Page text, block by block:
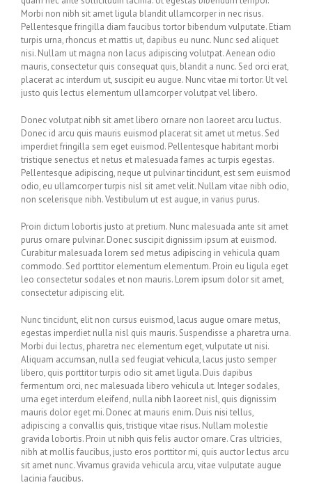
Morbi non nibh sit amet ligula blandit ullamcorper in nec risus.
Pellentesque fringilla diam faucibus tortor bibendum vulputate. Etiam
turpis urna, rhoncus et mattis ut, dapibus eu nunc. Nunc sed aliquet
nisi. Nullam ut magna non lacus adipiscing volutpat. Aenean odio
mauris, consectetur quis consequat quis, blandit a nunc. Sed orci erat,
placerat ac interdum ut, suscipit eu augue. Nunc vitae mi tortor. Ut vel
justo quis lectus elementum ullamcorper volutpat vel libero.
Donec volutpat nibh sit amet libero ornare non laoreet arcu luctus.
Donec id arcu quis mauris euismod placerat sit amet ut metus. Sed
imperdiet fringilla sem eget euismod. Pellentesque habitant morbi
tristique senectus et netus et malesuada fames ac turpis egestas.
Pellentesque adipiscing, neque ut pulvinar tincidunt, est sem euismod
odio, eu ullamcorper turpis nisl sit amet velit. Nullam vitae nibh odio,
non scelerisque nibh. Vestibulum ut est augue, in varius purus.
Proin dictum lobortis justo at pretium. Nunc malesuada ante sit amet
purus ornare pulvinar. Donec suscipit dignissim ipsum at euismod.
Curabitur malesuada lorem sed metus adipiscing in vehicula quam
commodo. Sed porttitor elementum elementum. Proin eu ligula eget
leo consectetur sodales et non mauris. Lorem ipsum dolor sit amet,
consectetur adipiscing elit.
Nunc tincidunt, elit non cursus euismod, lacus augue ornare metus,
egestas imperdiet nulla nisl quis mauris. Suspendisse a pharetra urna.
Morbi dui lectus, pharetra nec elementum eget, vulputate ut nisi.
Aliquam accumsan, nulla sed feugiat vehicula, lacus justo semper
libero, quis porttitor turpis odio sit amet ligula. Duis dapibus
fermentum orci, nec malesuada libero vehicula ut. Integer sodales,
urna eget interdum eleifend, nulla nibh laoreet nisl, quis dignissim
mauris dolor eget mi. Donec at mauris enim. Duis nisi tellus,
adipiscing a convallis quis, tristique vitae risus. Nullam molestie
gravida lobortis. Proin ut nibh quis felis auctor ornare. Cras ultricies,
nibh at mollis faucibus, justo eros porttitor mi, quis auctor lectus arcu
sit amet nunc. Vivamus gravida vehicula arcu, vitae vulputate augue
lacinia faucibus.